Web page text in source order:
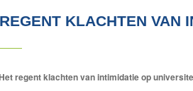
KLACHTEN VAN
regent klachten van intimidatie op